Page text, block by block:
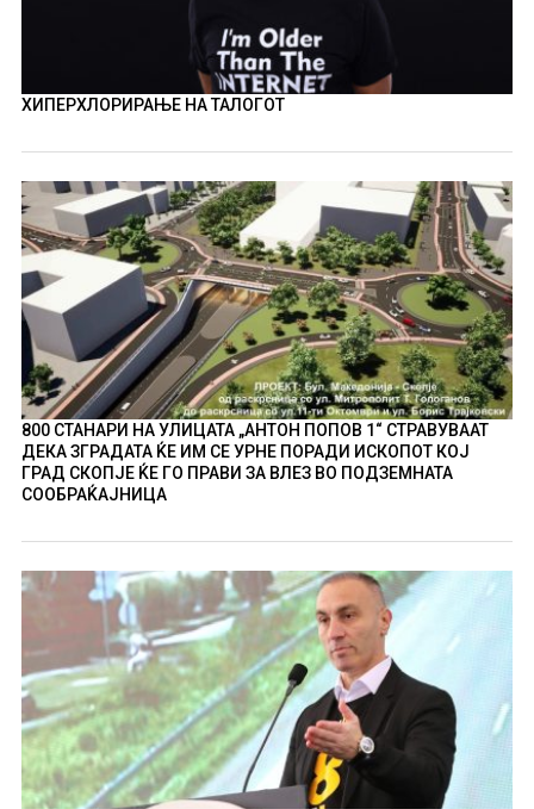
ХИПЕРХЛОРИРАЊЕ НА ТАЛОГОТ
800 СТАНАРИ НА УЛИЦАТА „АНТОН ПОПОВ 1“ СТРАВУВААТ
ДЕКА ЗГРАДАТА ЌЕ ИМ СЕ УРНЕ ПОРАДИ ИСКОПОТ КОЈ
ГРАД СКОПЈЕ ЌЕ ГО ПРАВИ ЗА ВЛЕЗ ВО ПОДЗЕМНАТА
СООБРАЌАЈНИЦА